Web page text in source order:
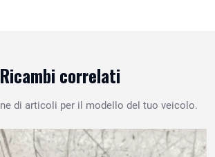
Ricambi correlati
di articoli per il modello del tuo veicolo.